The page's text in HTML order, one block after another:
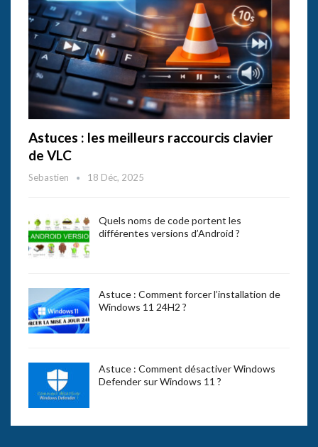
Astuces : les meilleurs raccourcis clavier
de VLC
Sebastien 18 Déc, 2025
Quels noms de code portent les
différentes versions d’Android ?
Astuce : Comment forcer l’installation de
Windows 11 24H2 ?
Astuce : Comment désactiver Windows
Defender sur Windows 11 ?